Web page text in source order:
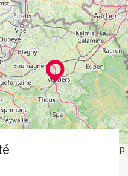
OpenStreetMap